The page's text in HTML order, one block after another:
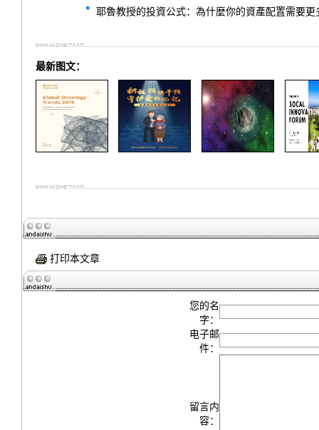
耶魯教授的投資公式：為什麼你的資產配置需要更
最新图文：
打印本文章
您的名
字：
电子邮
件：
留言内
容：